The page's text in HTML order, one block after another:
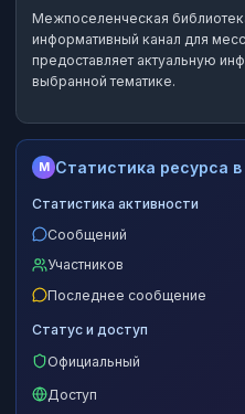
Межпоселенческая
информативный канал для
предоставляет актуальную
выбранной тематике.
M Статистика ресурса в
Статистика активности
Сообщений
Участников
Последнее сообщение
Статус и доступ
Официальный
Доступ